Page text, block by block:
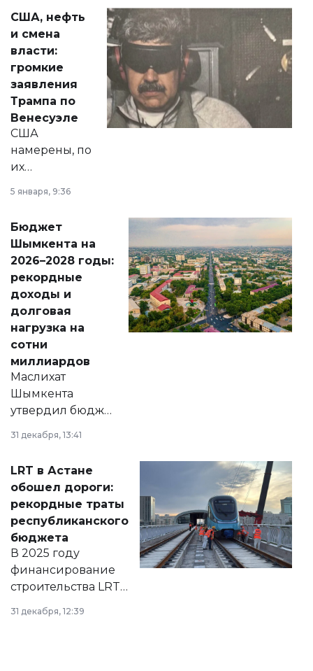
актуальных тем —
от слухов о
политических
реформах до
вопросов армии,
экономики и
личного здоровья.
США, нефть
и смена
власти:
громкие
заявления
Трампа по
Венесуэле
США
намерены, по
их
принести
народу
Венесуэлы.
5 января, 9:36
Бюджет
Шымкента на
2026–2028 годы:
рекордные
доходы и
долговая
нагрузка на
сотни
миллиардов
Маслихат
Шымкента
утвердил бюджет
города на 2026–
2028 годы.
документ
появился в базе
нормативных
правовых актов и
на сайте маслихат
города.
31 декабря, 13:41
LRT в Астане
обошел дороги:
рекордные траты
республиканского
бюджета
В 2025 году
финансирование
строительства LRT
в Астане из
республиканского
31 декабря, 12:39